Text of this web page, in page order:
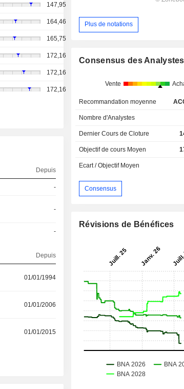
147,95
164,46
165,75
172,16
172,16
172,16
Depuis
-
-
-
Depuis
01/01/1994
01/01/2006
01/01/2015
Plus de notations
Consensus des Analystes
Vente
Recommandation moyenne
Nombre d'Analystes
Dernier Cours de Cloture
Objectif de cours Moyen
Ecart / Objectif Moyen
Consensus
Révisions de Bénéfices